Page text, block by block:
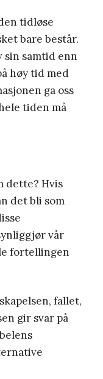
tidløse
bare består.
samtid enn
høy tid med
ga oss
tiden må
dette? Hvis
det bli som
vår
fortellingen
fallet,
gir svar på